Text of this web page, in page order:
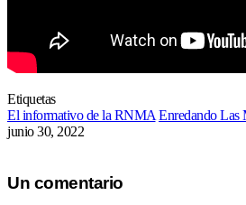
Etiquetas
El informativo de la RNMA Enredando Las
junio 30, 2022
Un comentario